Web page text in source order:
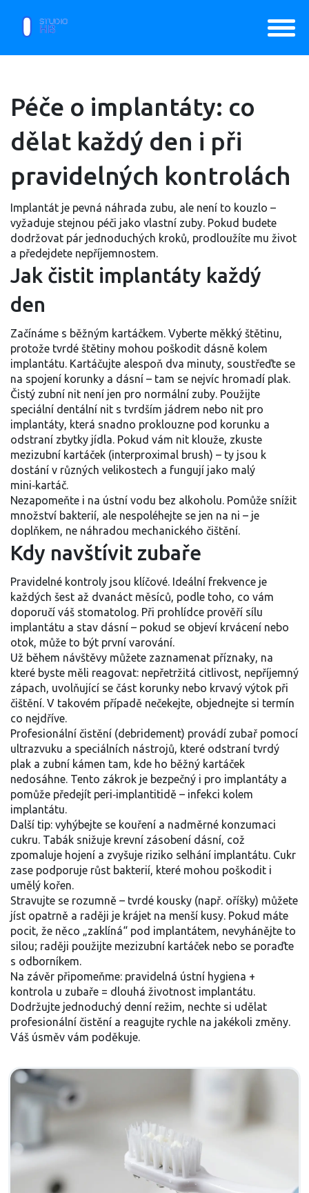
Péče o implantáty: co
dělat každý den i při
pravidelných kontrolách
Implantát je pevná náhrada zubu, ale není to kouzlo –
vyžaduje stejnou péči jako vlastní zuby. Pokud budete
dodržovat pár jednoduchých kroků, prodloužíte mu život
a předejdete nepříjemnostem.
Jak čistit implantáty každý
den
Začínáme s běžným kartáčkem. Vyberte měkký štětinu,
protože tvrdé štětiny mohou poškodit dásně kolem
implantátu. Kartáčujte alespoň dva minuty, soustřeďte se
na spojení korunky a dásní – tam se nejvíc hromadí plak.
Čistý zubní nit není jen pro normální zuby. Použijte
speciální dentální nit s tvrdším jádrem nebo nit pro
implantáty, která snadno proklouzne pod korunku a
odstraní zbytky jídla. Pokud vám nit klouže, zkuste
mezizubní kartáček (interproximal brush) – ty jsou k
dostání v různých velikostech a fungují jako malý
mini‑kartáč.
Nezapomeňte i na ústní vodu bez alkoholu. Pomůže snížit
množství bakterií, ale nespoléhejte se jen na ni – je
doplňkem, ne náhradou mechanického čištění.
Kdy navštívit zubaře
Pravidelné kontroly jsou klíčové. Ideální frekvence je
každých šest až dvanáct měsíců, podle toho, co vám
doporučí váš stomatolog. Při prohlídce prověří sílu
implantátu a stav dásní – pokud se objeví krvácení nebo
otok, může to být první varování.
Už během návštěvy můžete zaznamenat příznaky, na
které byste měli reagovat: nepřetržitá citlivost, nepříjemný
zápach, uvolňující se část korunky nebo krvavý výtok při
čištění. V takovém případě nečekejte, objednejte si termín
co nejdříve.
Profesionální čistění (debridement) provádí zubař pomocí
ultrazvuku a speciálních nástrojů, které odstraní tvrdý
plak a zubní kámen tam, kde ho běžný kartáček
nedosáhne. Tento zákrok je bezpečný i pro implantáty a
pomůže předejít peri‑implantitidě – infekci kolem
implantátu.
Další tip: vyhýbejte se kouření a nadměrné konzumaci
cukru. Tabák snižuje krevní zásobení dásní, což
zpomaluje hojení a zvyšuje riziko selhání implantátu. Cukr
zase podporuje růst bakterií, které mohou poškodit i
umělý kořen.
Stravujte se rozumně – tvrdé kousky (např. oříšky) můžete
jíst opatrně a raději je krájet na menší kusy. Pokud máte
pocit, že něco „zaklíná“ pod implantátem, nevyhánějte to
silou; raději použijte mezizubní kartáček nebo se poraďte
s odborníkem.
Na závěr připomeňme: pravidelná ústní hygiena +
kontrola u zubaře = dlouhá životnost implantátu.
Dodržujte jednoduchý denní režim, nechte si udělat
profesionální čistění a reagujte rychle na jakékoli změny.
Váš úsměv vám poděkuje.